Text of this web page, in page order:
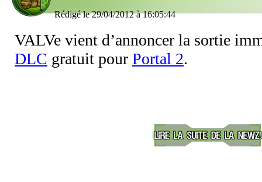
Rédigé le 29/04/2012 à 16:05:44
VALVe vient d’annoncer la sortie
DLC gratuit pour Portal 2.